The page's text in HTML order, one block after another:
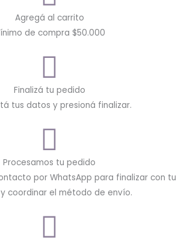
Agregá al carrito
de compra $50.000
Finalizá tu pedido
tus datos y presioná finalizar.
Procesamos tu pedido
por WhatsApp para finalizar con tu
coordinar el método de envío.